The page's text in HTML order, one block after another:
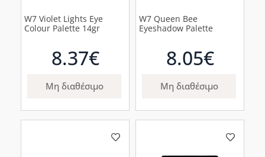
W7 Violet Lights Eye
Colour Palette 14gr
8.37€
Μη διαθέσιμο
W7 Queen Bee
Eyeshadow Palette
8.05€
Μη διαθέσιμο